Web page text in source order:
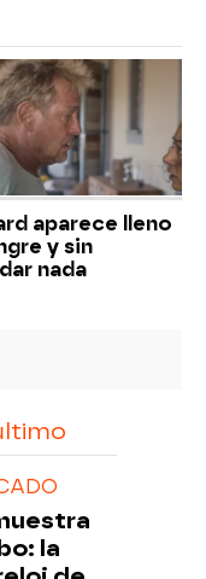
aparece lleno
y sin
nada
la